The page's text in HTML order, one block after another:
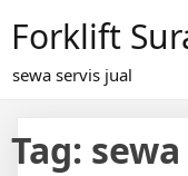
Forklift
sewa servis jual
Tag: